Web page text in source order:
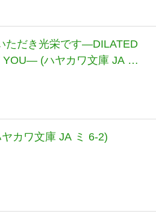
ただき光栄です―DILATED
YOU― (ハヤカワ文庫 JA ミ
カワ文庫 JA ミ 6-2)